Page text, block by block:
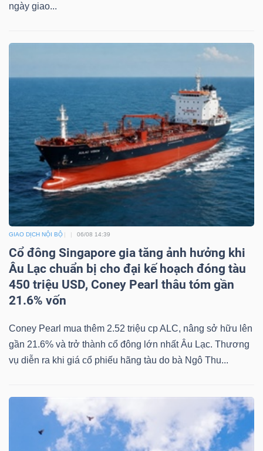
ngày giao...
GIAO DỊCH NỘI BỘ 06/08 14:39
Cổ đông Singapore gia tăng ảnh hưởng khi
Âu Lạc chuẩn bị cho đại kế hoạch đóng tàu
450 triệu USD, Coney Pearl thâu tóm gần
21.6% vốn
Coney Pearl mua thêm 2.52 triệu cp ALC, nâng sở hữu lên
gần 21.6% và trở thành cổ đông lớn nhất Âu Lạc. Thương
vụ diễn ra khi giá cổ phiếu hãng tàu do bà Ngô Thu...
cụ
tư
Truyền
tài
chính
liệu
tài
chính